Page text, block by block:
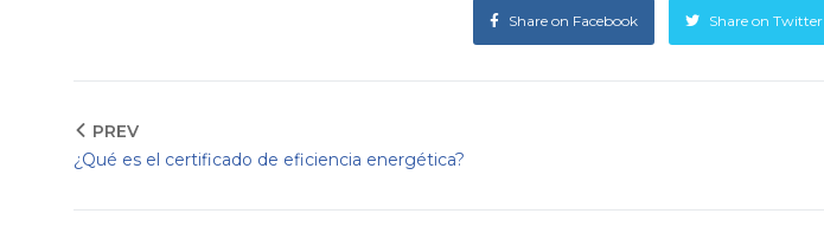
Share on Facebook Share on Twitter
PREV
¿Qué es el certificado de eficiencia energética?